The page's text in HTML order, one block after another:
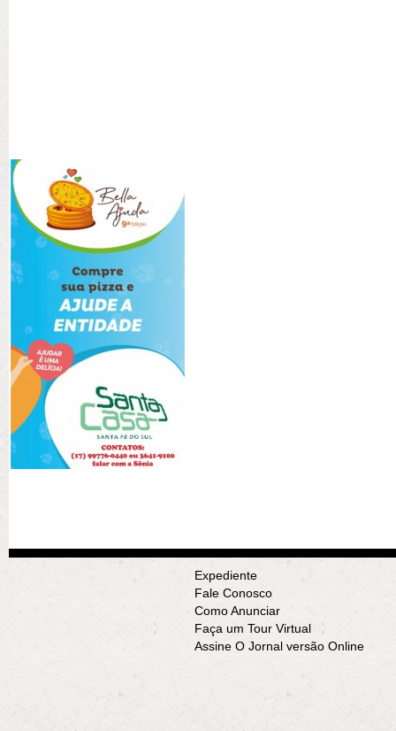
Expediente
Fale Conosco
Como Anunciar
Faça um Tour Virtual
Assine O Jornal versão Online